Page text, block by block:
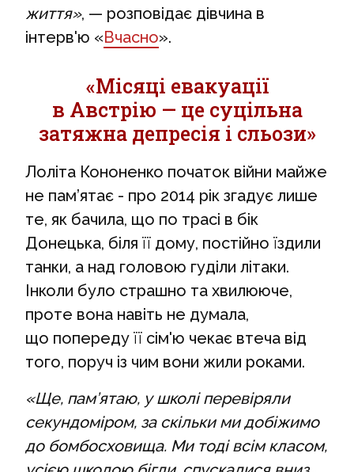
життя», — розповідає дівчина в
інтерв'ю «Вчасно».
«Місяці евакуації
в Австрію — це суцільна
затяжна депресія і сльози»
Лоліта Кононенко початок війни майже
не пам’ятає - про 2014 рік згадує лише
те, як бачила, що по трасі в бік
Донецька, біля її дому, постійно їздили
танки, а над головою гуділи літаки.
Інколи було страшно та хвилююче,
проте вона навіть не думала,
що попереду її сім'ю чекає втеча від
того, поруч із чим вони жили роками.
«Ще, пам’ятаю, у школі перевіряли
секундоміром, за скільки ми добіжимо
до бомбосховища. Ми тоді всім класом,